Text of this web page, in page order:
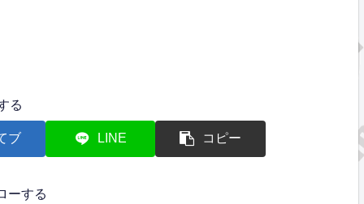
る
ブ LINE コピー
ーする